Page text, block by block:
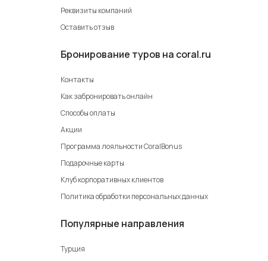
Реквизиты компаний
Оставить отзыв
Бронирование туров на coral.ru
Контакты
Как забронировать онлайн
Способы оплаты
Акции
Программа лояльности CoralBonus
Подарочные карты
Клуб корпоративных клиентов
Политика обработки персональных данных
Популярные направления
Турция